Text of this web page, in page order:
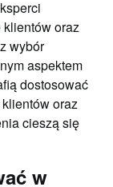
oraz
wybór
aspektem
dostosować
oraz
cieszą się
w